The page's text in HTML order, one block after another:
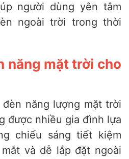
người dùng yên tâm
ngoài trời trong thời
năng mặt trời cho
năng lượng mặt trời
được nhiều gia đình lựa
chiếu sáng tiết kiệm
và dễ lắp đặt ngoài